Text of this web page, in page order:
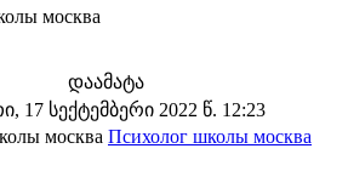
москва
დაამატა
17 სექტემბერი 2022 წ. 12:23
москва Психолог школы москва